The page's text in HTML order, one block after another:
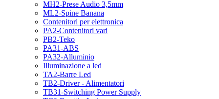
MH2-Prese Audio 3,5mm
ML2-Spine Banana
Contenitori per elettronica
PA2-Contenitori vari
PB2-Teko
PA31-ABS
PA32-Alluminio
Illuminazione a led
TA2-Barre Led
TB2-Driver - Alimentatori
TB31-Switching Power Supply